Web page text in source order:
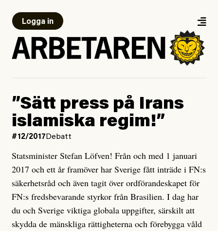
Logga in
”Sätt press på Irans
islamiska regim!”
#12/2017Debatt
Statsminister Stefan Löfven! Från och med 1 januari
2017 och ett år framöver har Sverige fått inträde i FN:s
säkerhetsråd och även tagit över ordförandeskapet för
FN:s fredsbevarande styrkor från Brasilien. I dag har
du och Sverige viktiga globala uppgifter, särskilt att
skydda de mänskliga rättigheterna och förebygga våld